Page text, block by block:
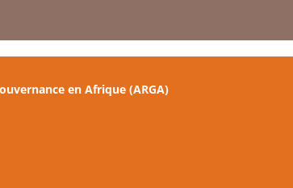
en Afrique (ARGA)